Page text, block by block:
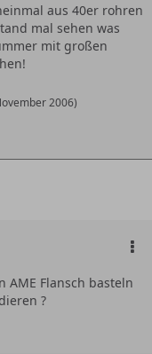
aus 40er rohren
mal sehen was
mit großen
2006)
AME Flansch basteln
?